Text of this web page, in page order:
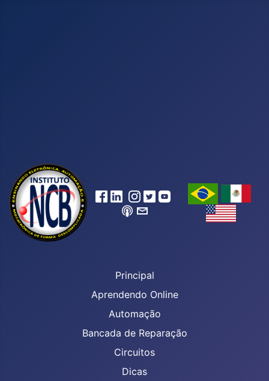
Principal
Aprendendo Online
Automação
Bancada de Reparação
Circuitos
Dicas